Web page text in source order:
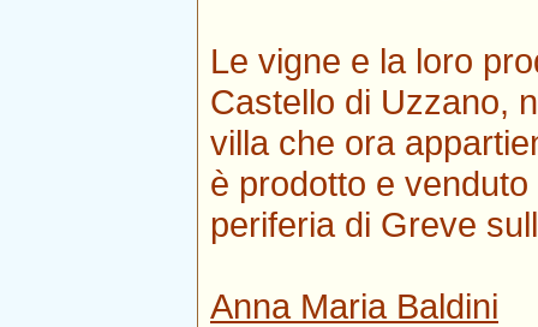
Le vigne e la loro
Castello di Uzzano,
villa che ora
è prodotto e
periferia di Greve
Anna Maria Baldini